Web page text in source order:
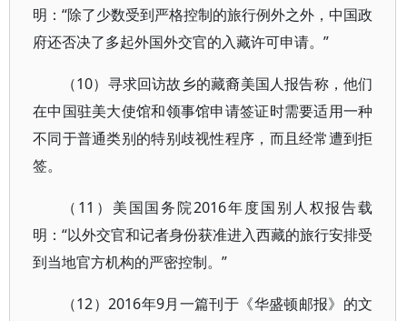
明：“除了少数受到严格控制的旅行例外之外，中国政
府还否决了多起外国外交官的入藏许可申请。”
（10）寻求回访故乡的藏裔美国人报告称，他们
在中国驻美大使馆和领事馆申请签证时需要适用一种
不同于普通类别的特别歧视性程序，而且经常遭到拒
签。
（11）美国国务院2016年度国别人权报告载
明：“以外交官和记者身份获准进入西藏的旅行安排受
到当地官方机构的严密控制。”
（12）2016年9月一篇刊于《华盛顿邮报》的文